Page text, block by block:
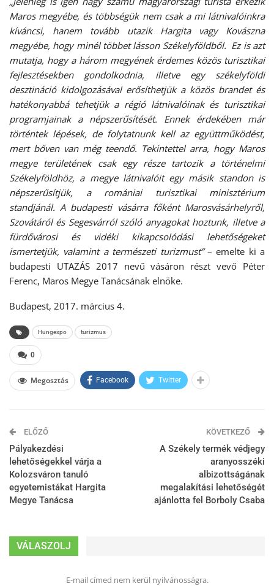
Maros megyébe, és többségük nem csak a mi látnivalóinkra
kíváncsi, hanem tovább utazik Hargita vagy Kovászna
megyébe, hogy minél többet lásson Székelyföldből. Ez is azt
mutatja, hogy a három megyének érdemes közös turisztikai
fejlesztésekben gondolkodnia, illetve egy székelyföldi
desztináció kidolgozásával erősíthetjük a közös brandet és
hatékonyabbá tehetjük a régió látnivalóinak és turisztikai
programjainak a népszerűsítését. Ennek érdekében már
történtek lépések, de folytatnunk kell az együttműködést,
mert bőven van még teendő. Tekintettel arra, hogy Maros
megye területének csak egy része tartozik a történelmi
Székelyföldhöz, a megye látnivalóit egy másik standon is
népszerűsítjük, a romániai turisztikai minisztérium
standjánál. A budapesti vásárra főként Marosvásárhelyről,
Szovátáról és Segesvárról szóló anyagokat hoztunk, illetve a
fürdővárosi és vidéki kikapcsolódási lehetőségeket
ismertetjük, valamint a természeti turizmust”– emelte ki a
budapesti UTAZÁS 2017 nevű vásáron részt vevő Péter
Ferenc, Maros Megye Tanácsának elnöke.
Budapest, 2017. március 4.
Hungexpo turizmus
0
Megosztás Facebook Twitter
ELŐZŐ
Pályakezdési
lehetőségekkel várja a
Kolozsváron tanuló
egyetemistákat Hargita
Megye Tanácsa
KÖVETKEZŐ
A Székely termék védjegy
aranyosszéki
albizottságának
megalakítási lehetőségét
ajánlotta fel Borboly Csaba
VÁLASZOLJ
E-mail címed nem kerül nyilvánosságra.